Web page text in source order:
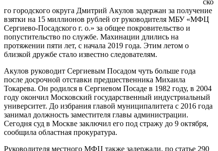
го городского округа Дмитрий Акулов задержан за получение
взятки на 15 миллионов рублей от руководителя МБУ «МФЦ
Сергиево-Посадского г. о.» за общее покровительство и
попустительство по службе. Махинации длились на
протяжении пяти лет, с начала 2019 года. Этим летом о
близкой дружбе стало известно следователям.
Акулов руководит Сергиевым Посадом чуть больше года
после досрочной отставки предшественника Михаила
Токарева. Он родился в Сергиевом Посаде в 1982 году, в 2004
году окончил Московский государственный индустриальный
университет. До избрания главой муниципалитета с 2016 года
занимал должность заместителя главы администрации.
Сегодня суд в Москве заключил его под стражу до 9 октября,
сообщила областная прокуратура.
Руководителя местного МФЦ также задержали, по статье 290